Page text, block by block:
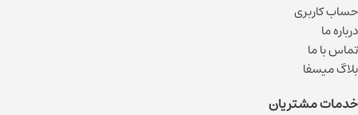
حساب کاربری
درباره ما
تماس با ما
بلاگ میسفا
خدمات مشتریان